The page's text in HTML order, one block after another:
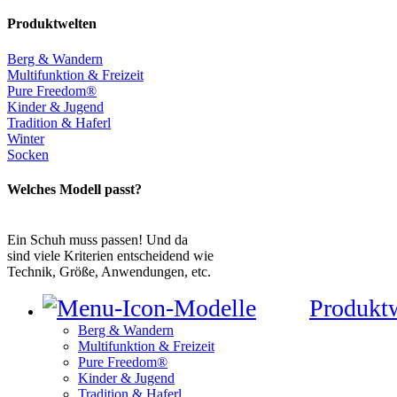
Produktwelten
Berg & Wandern
Multifunktion & Freizeit
Pure Freedom®
Kinder & Jugend
Tradition & Haferl
Winter
Socken
Welches Modell passt?
Ein Schuh muss passen! Und da
sind viele Kriterien entscheidend wie
Technik, Größe, Anwendungen, etc.
Berg & Wandern
Multifunktion & Freizeit
Pure Freedom®
Kinder & Jugend
Tradition & Haferl